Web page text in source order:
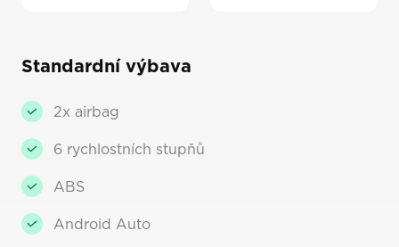
Standardní výbava
2x airbag
6 rychlostních stupňů
ABS
Android Auto